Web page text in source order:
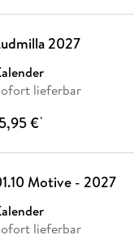
2027
lieferbar
€*
Motive - 2027
lieferbar